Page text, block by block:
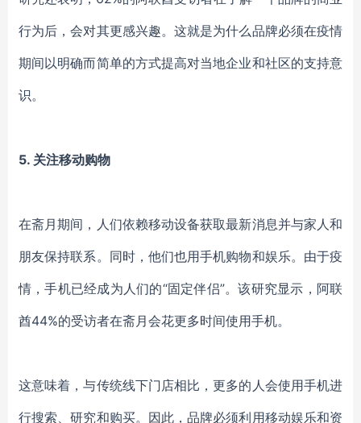
行为后，会对其更感兴趣。这就是为什么品牌必须在疫情
期间以明确而简单的方式提高对当地企业和社区的支持意
识。
5. 关注移动购物
在斋月期间，人们依赖移动设备获取最新消息并与家人和
朋友保持联系。同时，他们也用手机购物和娱乐。由于疫
情，手机已经成为人们的“固定伴侣”。该研究显示，阿联
酋44%的受访者在斋月会花更多时间使用手机。
这意味着，与传统线下门店相比，更多的人会使用手机进
行搜索、研究和购买。因此，品牌必须利用移动娱乐和资